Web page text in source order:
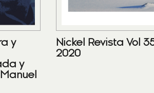
y
y
Nickel Revista Vol
2020